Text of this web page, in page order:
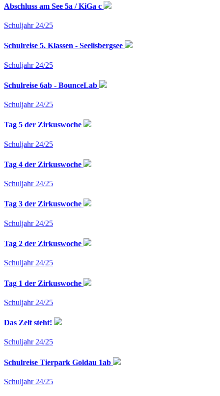
Abschluss am See 5a / KiGa c
Schuljahr 24/25
Schulreise 5. Klassen - Seelisbergsee
Schuljahr 24/25
Schulreise 6ab - BounceLab
Schuljahr 24/25
Tag 5 der Zirkuswoche
Schuljahr 24/25
Tag 4 der Zirkuswoche
Schuljahr 24/25
Tag 3 der Zirkuswoche
Schuljahr 24/25
Tag 2 der Zirkuswoche
Schuljahr 24/25
Tag 1 der Zirkuswoche
Schuljahr 24/25
Das Zelt steht!
Schuljahr 24/25
Schulreise Tierpark Goldau 1ab
Schuljahr 24/25